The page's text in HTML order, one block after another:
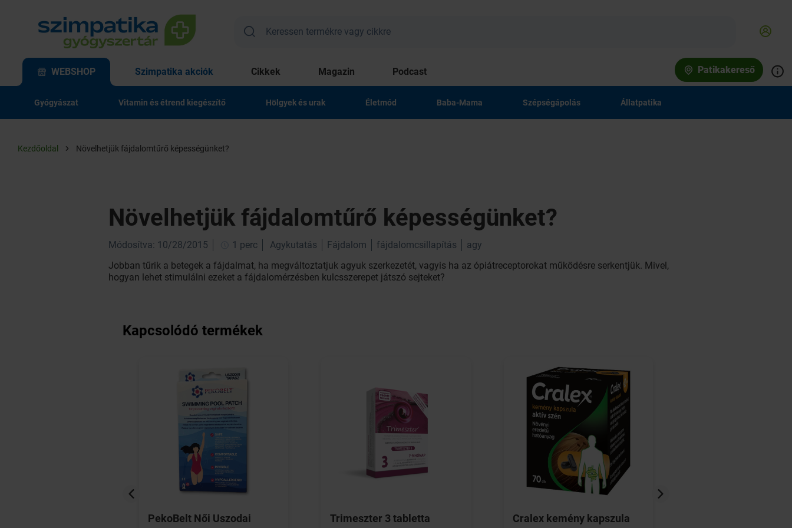
WEBSHOP Szimpatika akciók Cikkek Magazin Podcast Patikakereső
Gyógyászat Vitamin és étrend kiegészítő Hölgyek és urak Életmód Baba-Mama Szépségápolás Állatpatika
Kezdőoldal Növelhetjük fájdalomtűrő képességünket?
Növelhetjük fájdalomtűrő képességünket?
Módosítva: 10/28/2015 1 perc Agykutatás Fájdalom fájdalomcsillapítás
agy
Jobban tűrik a betegek a fájdalmat, ha megváltoztatjuk agyuk szerkezetét, vagyis ha az ópiátreceptorokat működésre serkentjük. Mivel,
hogyan lehet stimulálni ezeket a fájdalomérzésben kulcsszerepet játszó sejteket?
Kapcsolódó termékek
PekoBelt Női Uszodai
Trimeszter 3 tabletta
Cralex kemény kapszula